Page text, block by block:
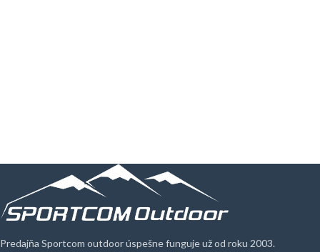
Predajňa Sportcom outdoor úspešne funguje už od roku 2003.